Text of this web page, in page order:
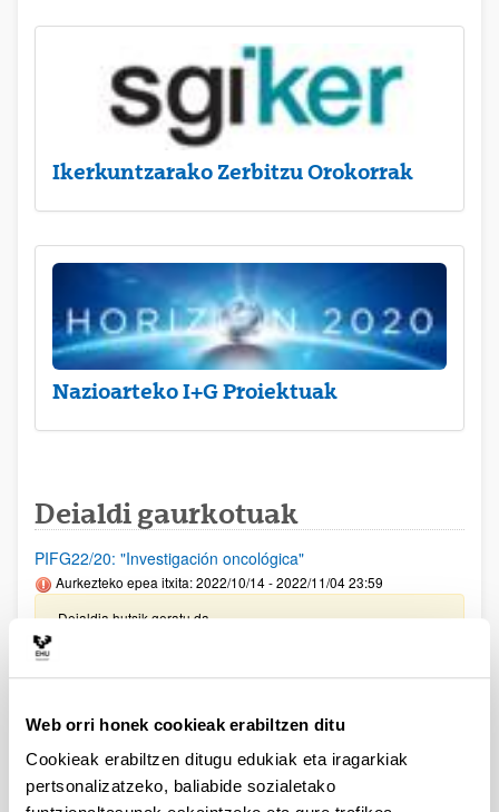
Web orri honek cookieak erabiltzen ditu
Cookieak erabiltzen ditugu edukiak eta iragarkiak
pertsonalizatzeko, baliabide sozialetako
Ikerkuntzarako Zerbitzu Orokorrak
Nazioarteko I+G Proiektuak
Deialdi gaurkotuak
PIFG22/20: "Investigación oncológica"
Aurkezteko epea itxita: 2022/10/14 - 2022/11/04 23:59
Deialdia hutsik geratu da
15:00etan
AECC LAB 2023 DEIALDIA